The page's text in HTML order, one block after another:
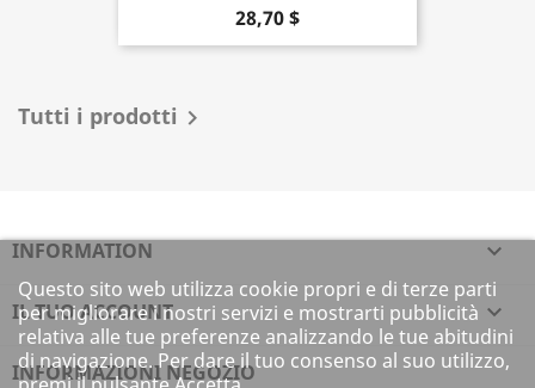
28,70 $
Tutti i prodotti 
INFORMATION 
IL TUO ACCOUNT 
INFORMAZIONI NEGOZIO
Questo sito web utilizza cookie propri e di terze parti
per migliorare i nostri servizi e mostrarti pubblicità
relativa alle tue preferenze analizzando le tue abitudini
di navigazione. Per dare il tuo consenso al suo utilizzo,